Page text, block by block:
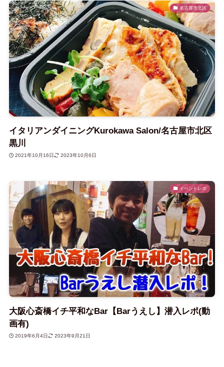
名古屋市北区
イタリアンダイニングKurokawa Salon/名古屋市北区
黒川
2021年10月16日 2023年10月6日
イベントレポ
大阪心斎橋イチ平和なBar【Barうえし】潜入レポ(動
画有)
2019年6月4日 2023年9月21日